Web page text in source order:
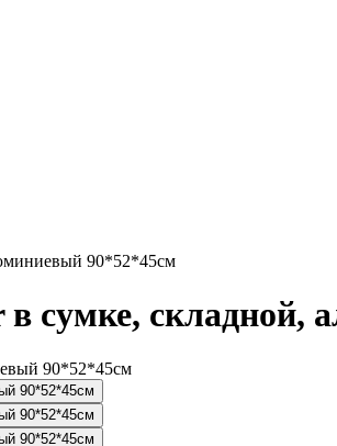
90*52*45см
сумке,
90*52*45см